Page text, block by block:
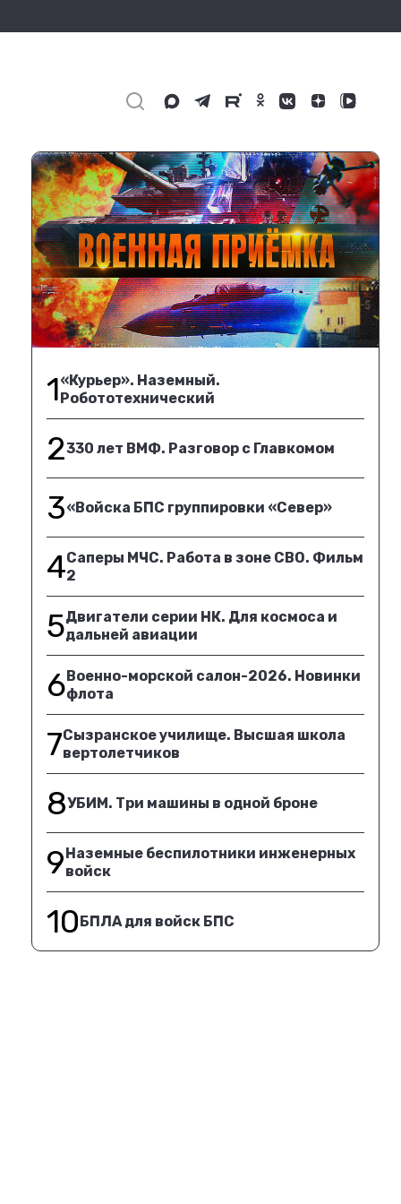
1«Курьер». Наземный.
Робототехнический
2330 лет ВМФ. Разговор с Главкомом
3«Войска БПС группировки «Север»
4Саперы МЧС. Работа в зоне СВО. Фильм
2
5Двигатели серии НК. Для космоса и
дальней авиации
6Военно-морской салон-2026. Новинки
флота
7Сызранское училище. Высшая школа
вертолетчиков
8УБИМ. Три машины в одной броне
9Наземные беспилотники инженерных
войск
10БПЛА для войск БПС